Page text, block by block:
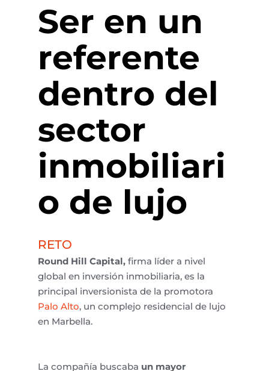
Ser en un
referente
dentro del
sector
inmobiliari
o de lujo
RETO
Round Hill Capital,firma líder a nivel
global en inversión inmobiliaria, es la
principal inversionista de la promotora
Palo Alto, un complejo residencial de lujo
en Marbella.
La compañía buscaba un mayor